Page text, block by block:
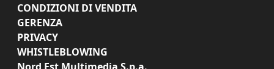
CONDIZIONI DI VENDITA
GERENZA
PRIVACY
WHISTLEBLOWING